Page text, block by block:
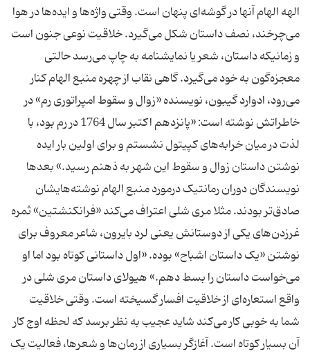
الهه الهام آنها در گوشه‌ای پنهان است. وقتی واژه‌ها و ایده‌ها در هوا
می‌چرخند، نصف داستان شکل می‌گیرد. خلاقیت نوعی جنون است
و زمانیکه داستان، شعر یا نمایشنامه به چاپ می‌رسد حالتی
معجزه‌گون به خود می‌گیرد. گاهی نقاب از چهره منبع الهام کنار
می‌رود، ادوارد گیبون، نویسنده «زوال و سقوط امپراتوری رم» در
خاطراتش نوشته است: «پانزدهم اکتبر سال 1764 در رم بود، با
لذت در میان خرابه‌های کپیتول نشستم و برای اولین بار ایده
نوشتن داستان زوال و سقوط این شهر به ذهنم رسید.» بعدها
نویسندگان دوران رمانتیک درمورد منبع الهام نوشته‌هایشان
صادق‌تر بودند. مثلا مری شلی اعتراف می‌کند «فرانکنشتین» ثمره
غرزدن‌های یکی از دوستانش یعنی لرد بایرون، شاعر معروف برای
نوشتن «یک داستان اشباح» بوده. «اول داستانی کوتاه بود اما او
می‌خواست داستان را بسط دهم.» هیولای داستان مری شلی در
واقع استعاره‌ای از خلاقیت افسار گسیخته است. وقتی خلاقیت
شما به خوبی کار می‌کند شاید عجیب به نظر برسد که لحظه اوج کار
آن بسیار کوتاه است. آغازگر بسیاری از رمان‌ها و شعرها، فعالیت یک